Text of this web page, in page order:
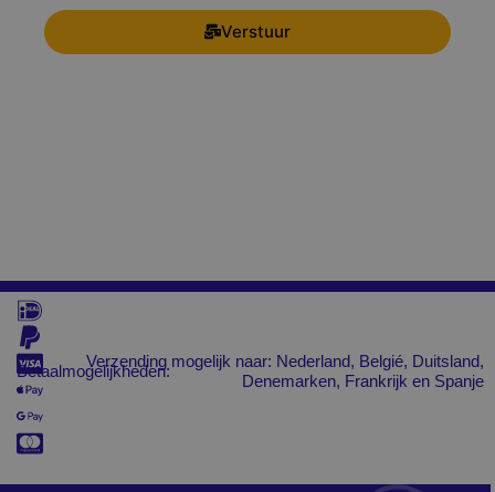
Verstuur
Betaalmogelijkheden:
Verzending mogelijk naar: Nederland, Belgié, Duitsland,
Denemarken, Frankrijk en Spanje